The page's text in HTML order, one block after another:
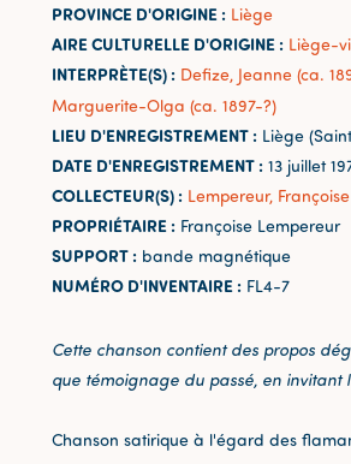
PROVINCE D'ORIGINE : Liège
AIRE CULTURELLE D'ORIGINE : Liège-
INTERPRÈTE(S) : Defize, Jeanne (ca.
Marguerite-Olga (ca. 1897-?)
LIEU D'ENREGISTREMENT : Liège
DATE D'ENREGISTREMENT : 13 juillet
COLLECTEUR(S) : Lempereur, Françoise
PROPRIÉTAIRE : Françoise Lempereur
SUPPORT : bande magnétique
NUMÉRO D'INVENTAIRE : FL4-7
Cette chanson contient des propos
que témoignage du passé, en invitant
Chanson satirique à l'égard des